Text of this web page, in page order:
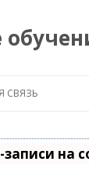
СВЯЗЬ
на